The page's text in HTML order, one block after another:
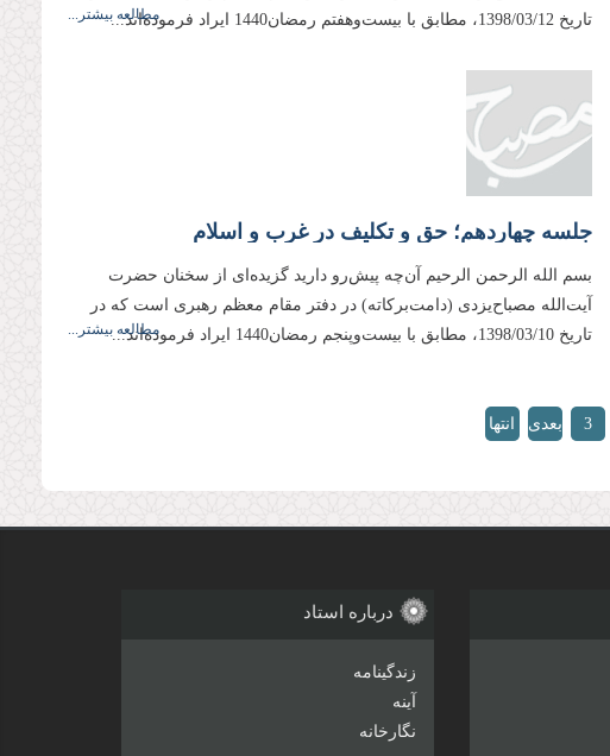
تاریخ 1398/03/12، مطابق با بیست‌و‌هفتم رمضان1440 ایراد فرموده‌اند...
مطالعه بیشتر...
جلسه چهاردهم؛ حق و تکلیف در غرب و اسلام
بسم الله الرحمن الرحیم آن‌چه پیش‌رو دارید گزیده‌ای از سخنان حضرت
آیت‌الله مصباح‌یزدی (دامت‌بركاته) در دفتر مقام معظم رهبری است كه در
تاریخ 1398/03/10، مطابق با بیست‌و‌پنجم رمضان1440 ایراد فرموده‌اند...
مطالعه بیشتر...
3
بعدی
انتها
درباره استاد
زندگینامه
آینه
نگارخانه